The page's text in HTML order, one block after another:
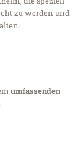
zu werden und
umfassenden